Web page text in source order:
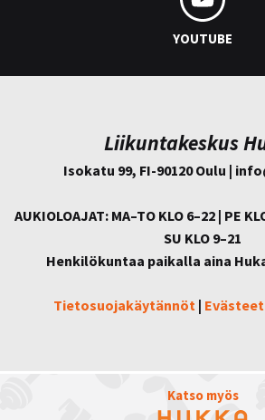
YOUTUBE
Liikuntakeskus
Isokatu 99, FI-90120 Oulu |
AUKIOLOAJAT: MA–TO KLO 6–22 | PE
SU KLO 9–21
Henkilökuntaa paikalla aina
Tietosuojakäytännöt | Evästeet
Katso myös